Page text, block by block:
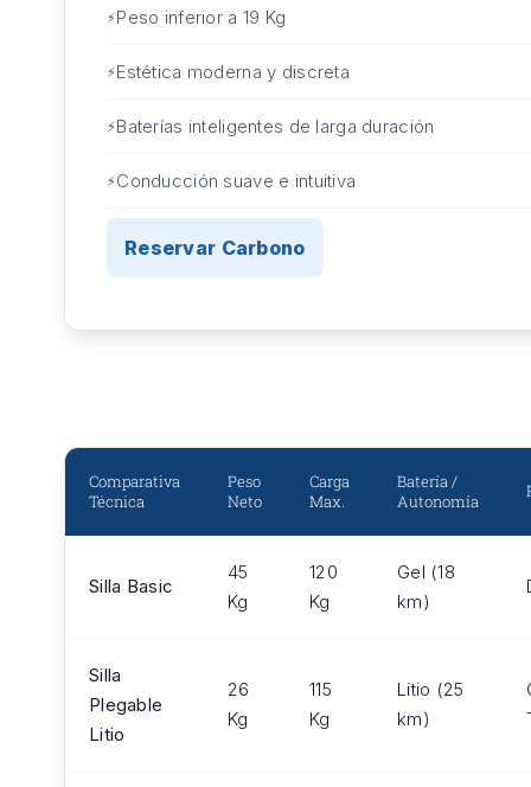
Peso inferior a 19 Kg
Estética moderna y discreta
Baterías inteligentes de larga duración
Conducción suave e intuitiva
Reservar Carbono
Comparativa
Técnica
Peso
Neto
Carga
Max.
Batería /
Autonomía
Silla Basic
45
Kg
120
Kg
Gel (18
km)
Silla
Plegable
Litio
26
Kg
115
Kg
Litio (25
km)